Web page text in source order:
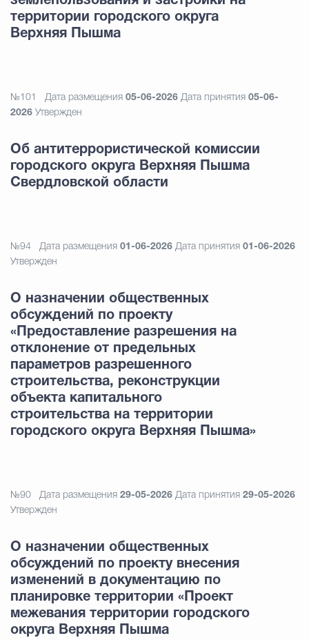
территории городского округа
Верхняя Пышма
№101 Дата размещения 05-06-2026 Дата принятия 05-06-
2026 Утвержден
Об антитеррористической комиссии
городского округа Верхняя Пышма
Свердловской области
№94 Дата размещения 01-06-2026 Дата принятия 01-06-2026
Утвержден
О назначении общественных
обсуждений по проекту
«Предоставление разрешения на
отклонение от предельных
параметров разрешенного
строительства, реконструкции
объекта капитального
строительства на территории
городского округа Верхняя Пышма»
№90 Дата размещения 29-05-2026 Дата принятия 29-05-2026
Утвержден
О назначении общественных
обсуждений по проекту внесения
изменений в документацию по
планировке территории «Проект
межевания территории городского
округа Верхняя Пышма